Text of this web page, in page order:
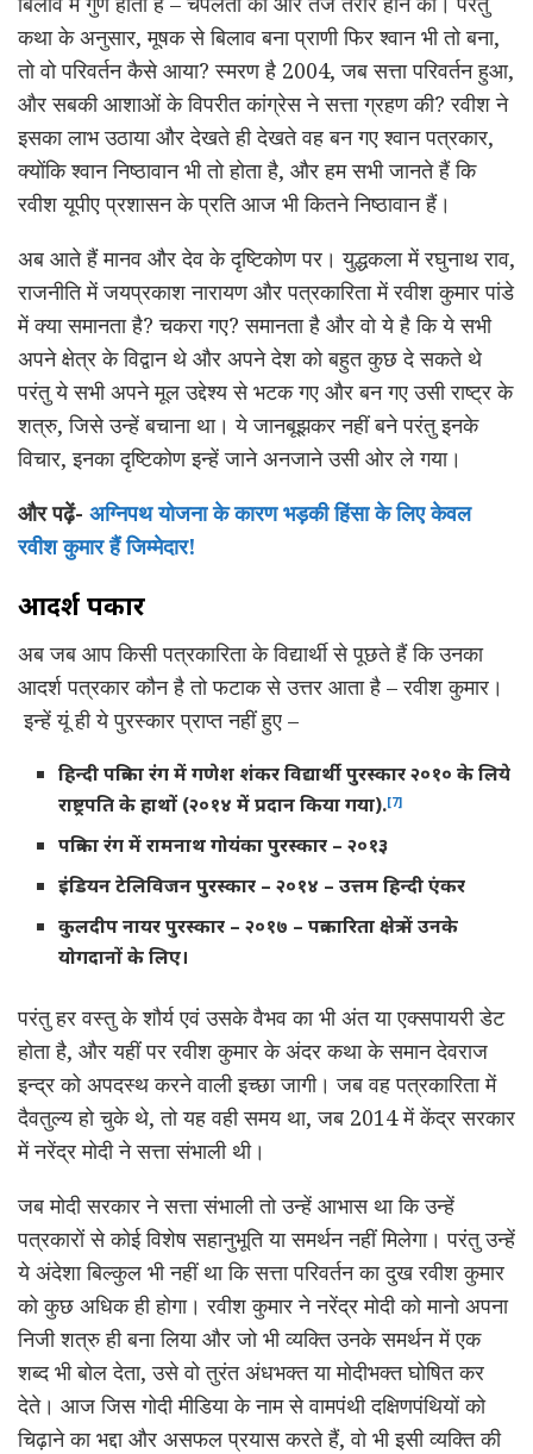
कथा के अनुसार, मूषक से बिलाव बना प्राणी फिर श्वान भी तो बना,
तो वो परिवर्तन कैसे आया? स्मरण है 2004, जब सत्ता परिवर्तन हुआ,
और सबकी आशाओं के विपरीत कांग्रेस ने सत्ता ग्रहण की? रवीश ने
इसका लाभ उठाया और देखते ही देखते वह बन गए श्वान पत्रकार,
क्योंकि श्वान निष्ठावान भी तो होता है, और हम सभी जानते हैं कि
रवीश यूपीए प्रशासन के प्रति आज भी कितने निष्ठावान हैं।
अब आते हैं मानव और देव के दृष्टिकोण पर। युद्धकला में रघुनाथ राव,
राजनीति में जयप्रकाश नारायण और पत्रकारिता में रवीश कुमार पांडे
में क्या समानता है? चकरा गए? समानता है और वो ये है कि ये सभी
अपने क्षेत्र के विद्वान थे और अपने देश को बहुत कुछ दे सकते थे
परंतु ये सभी अपने मूल उद्देश्य से भटक गए और बन गए उसी राष्ट्र के
शत्रु, जिसे उन्हें बचाना था। ये जानबूझकर नहीं बने परंतु इनके
विचार, इनका दृष्टिकोण इन्हें जाने अनजाने उसी ओर ले गया।
और पढ़ें- अग्निपथ योजना के कारण भड़की हिंसा के लिए केवल
रवीश कुमार हैं जिम्मेदार!
आदर्श पत्रकार
अब जब आप किसी पत्रकारिता के विद्यार्थी से पूछते हैं कि उनका
आदर्श पत्रकार कौन है तो फटाक से उत्तर आता है – रवीश कुमार।
इन्हें यूं ही ये पुरस्कार प्राप्त नहीं हुए –
हिन्दी पत्रिका रंग में गणेश शंकर विद्यार्थी पुरस्कार २०१० के लिये
राष्ट्रपति के हाथों (२०१४ में प्रदान किया गया).[7]
पत्रिका रंग में रामनाथ गोयंका पुरस्कार – २०१३
इंडियन टेलिविजन पुरस्कार – २०१४ – उत्तम हिन्दी एंकर
कुलदीप नायर पुरस्कार – २०१७ – पत्रकारिता क्षेत्र में उनके
योगदानों के लिए।
परंतु हर वस्तु के शौर्य एवं उसके वैभव का भी अंत या एक्सपायरी डेट
होता है, और यहीं पर रवीश कुमार के अंदर कथा के समान देवराज
इन्द्र को अपदस्थ करने वाली इच्छा जागी। जब वह पत्रकारिता में
दैवतुल्य हो चुके थे, तो यह वही समय था, जब 2014 में केंद्र सरकार
में नरेंद्र मोदी ने सत्ता संभाली थी।
जब मोदी सरकार ने सत्ता संभाली तो उन्हें आभास था कि उन्हें
पत्रकारों से कोई विशेष सहानुभूति या समर्थन नहीं मिलेगा। परंतु उन्हें
ये अंदेशा बिल्कुल भी नहीं था कि सत्ता परिवर्तन का दुख रवीश कुमार
को कुछ अधिक ही होगा। रवीश कुमार ने नरेंद्र मोदी को मानो अपना
निजी शत्रु ही बना लिया और जो भी व्यक्ति उनके समर्थन में एक
शब्द भी बोल देता, उसे वो तुरंत अंधभक्त या मोदीभक्त घोषित कर
देते। आज जिस गोदी मीडिया के नाम से वामपंथी दक्षिणपंथियों को
चिढ़ाने का भद्दा और असफल प्रयास करते हैं, वो भी इसी व्यक्ति की